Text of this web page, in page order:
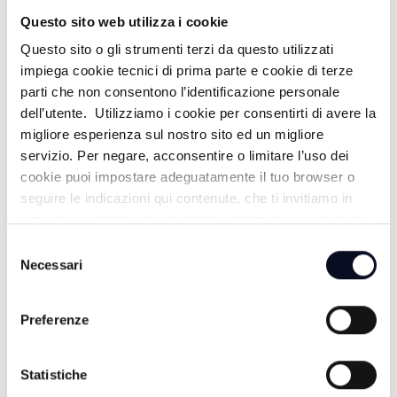
Questo sito web utilizza i cookie
Questo sito o gli strumenti terzi da questo utilizzati
impiega cookie tecnici di prima parte e cookie di terze
parti che non consentono l’identificazione personale
dell’utente. Utilizziamo i cookie per consentirti di avere la
migliore esperienza sul nostro sito ed un migliore
servizio. Per negare, acconsentire o limitare l’uso dei
cookie puoi impostare adeguatamente il tuo browser o
seguire le indicazioni qui contenute, che ti invitiamo in
delNecessari
Preferenze
Statistiche
GLI EROI DEL PACIFICO
TG GIORNO
18:00
DENTRO LA NOTIZIA